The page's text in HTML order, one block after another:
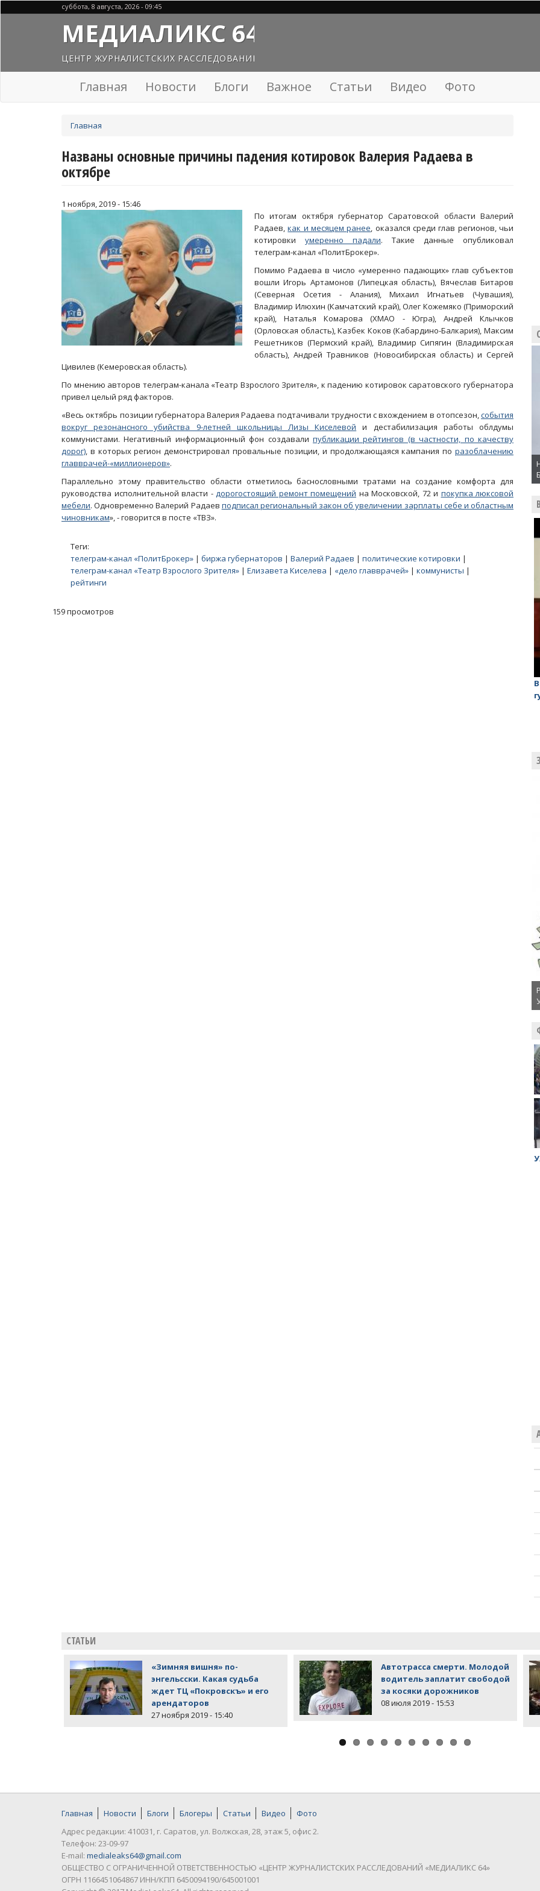
суббота, 8 августа, 2026 - 09:45
МЕДИАЛИКС 64
ЦЕНТР ЖУРНАЛИСТСКИХ РАССЛЕДОВАНИЙ
Главная Новости Блоги Важное Статьи Видео Фото
здесь
Главная
Названы основные причины падения котировок Валерия Радаева в
октябре
1 ноября, 2019 - 15:46
По итогам октября губернатор Саратовской области Валерий
Радаев,как и месяцем ранее, оказался среди глав регионов, чьи
котировки умеренно падали. Такие данные опубликовал
телеграм-канал «ПолитБрокер».
Помимо Радаева в число «умеренно падающих» глав субъектов
вошли Игорь Артамонов (Липецкая область), Вячеслав Битаров
(Северная Осетия - Алания), Михаил Игнатьев (Чувашия),
Владимир Илюхин (Камчатский край), Олег Кожемяко (Приморский
край), Наталья Комарова (ХМАО - Югра), Андрей Клычков
(Орловская область), Казбек Коков (Кабардино-Балкария), Максим
Решетников (Пермский край), Владимир Сипягин (Владимирская
область), Андрей Травников (Новосибирская область) и Сергей
Цивилев (Кемеровская область).
По мнению авторов телеграм-канала «Театр Взрослого Зрителя», к падению котировок саратовского губернатора
привел целый ряд факторов.
«Весь октябрь позиции губернатора Валерия Радаева подтачивали трудности с вхождением в отопсезон,события
вокруг резонансного убийства 9-летней школьницы Лизы Киселевой и дестабилизация работы облдумы
коммунистами. Негативный информационный фон создавали публикации рейтингов (в частности, по качеству
дорог), в которых регион демонстрировал провальные позиции, и продолжающаяся кампания по разоблачению
главврачей-«миллионеров».
Параллельно этому правительство области отметилось баснословными тратами на создание комфорта для
руководства исполнительной власти - дорогостоящий ремонт помещений на Московской, 72 и покупка люксовой
мебели. Одновременно Валерий Радаев подписал региональный закон об увеличении зарплаты себе и областным
чиновникам», - говорится в посте «ТВЗ».
Теги:
телеграм-канал «ПолитБрокер» | биржа губернаторов | Валерий Радаев | политические котировки |
телеграм-канал «Театр Взрослого Зрителя» | Елизавета Киселева | «дело главврачей» | коммунисты |
рейтинги
159 просмотров
СТАТЬИ
«Зимняя вишня» по-
энгельсски. Какая судьба
ждет ТЦ «Покровскъ» и его
арендаторов
27 ноября 2019 - 15:40
Автотрасса смерти. Молодой
водитель заплатит свободой
за косяки дорожников
08 июля 2019 - 15:53
Главная Новости Блоги Блогеры Статьи Видео
Фото
Адрес редакции: 410031, г. Саратов, ул. Волжская, 28, этаж 5, офис 2.
Телефон: 23-09-97
E-mail: medialeaks64@gmail.com
ОБЩЕСТВО С ОГРАНИЧЕННОЙ ОТВЕТСТВЕННОСТЬЮ «ЦЕНТР ЖУРНАЛИСТСКИХ РАССЛЕДОВАНИЙ «МЕДИАЛИКС 64»
ОГРН 1166451064867 ИНН/КПП 6450094190/645001001